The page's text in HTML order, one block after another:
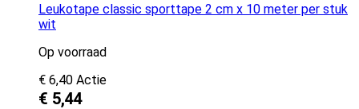
Leukotape classic sporttape 2 cm x 10 meter per stuk
wit
Op voorraad
€ 6,40 Actie
€ 5,44